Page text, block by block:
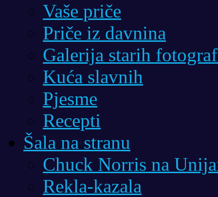
Vaše priče
Priče iz davnina
Galerija starih
Kuća slavnih
Pjesme
Recepti
Šala na stranu
Chuck Norris na
Rekla-kazala